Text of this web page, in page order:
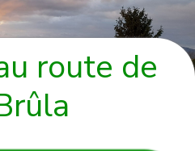
route de